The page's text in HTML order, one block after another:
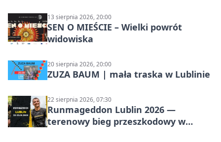
13 sierpnia 2026, 20:00
SEN O MIEŚCIE – Wielki powrót
widowiska
20 sierpnia 2026, 20:00
ZUZA BAUM | mała traska w Lublinie
22 sierpnia 2026, 07:30
Runmageddon Lublin 2026 —
terenowy bieg przeszkodowy w